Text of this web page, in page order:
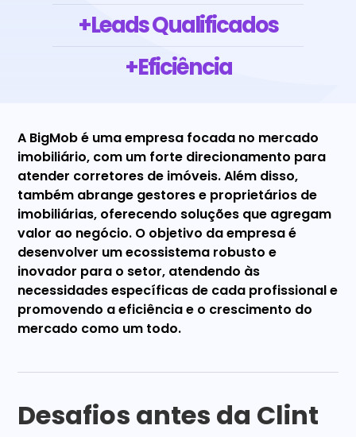
+Leads Qualificados
+Eficiência
A BigMob é uma empresa focada no mercado
imobiliário, com um forte direcionamento para
atender corretores de imóveis. Além disso,
também abrange gestores e proprietários de
imobiliárias, oferecendo soluções que agregam
valor ao negócio. O objetivo da empresa é
desenvolver um ecossistema robusto e
inovador para o setor, atendendo às
necessidades específicas de cada profissional e
promovendo a eficiência e o crescimento do
mercado como um todo.
Desafios antes da Clint